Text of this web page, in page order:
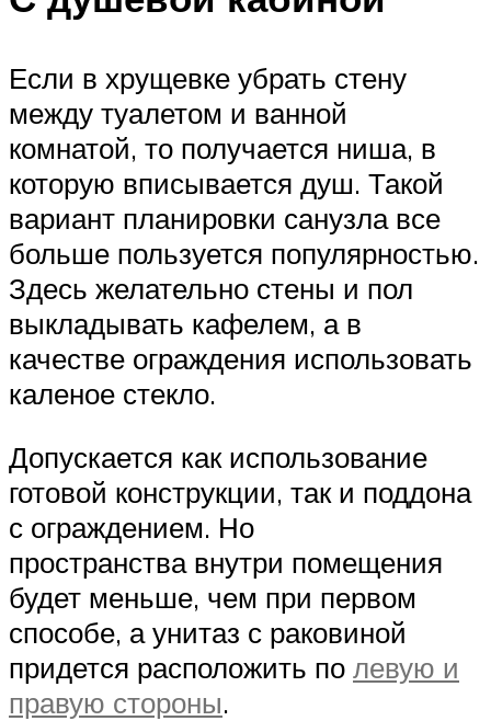
Если в хрущевке убрать стену
между туалетом и ванной
комнатой, то получается ниша, в
которую вписывается душ. Такой
вариант планировки санузла все
больше пользуется популярностью.
Здесь желательно стены и пол
выкладывать кафелем, а в
качестве ограждения использовать
каленое стекло.
Допускается как использование
готовой конструкции, так и поддона
с ограждением. Но
пространства внутри помещения
будет меньше, чем при первом
способе, а унитаз с раковиной
придется расположить по левую и
правую стороны.